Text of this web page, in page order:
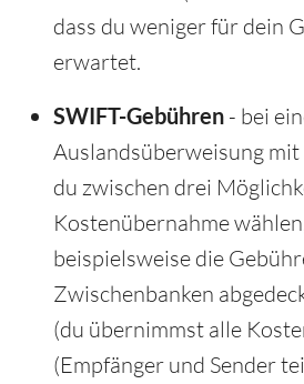
dass du weniger für dein
erwartet.
SWIFT-Gebühren - bei
Auslandsüberweisung
du zwischen drei
Kostenübernahme
beispielsweise die
Zwischenbanken
(du übernimmst alle
(Empfänger und Sender